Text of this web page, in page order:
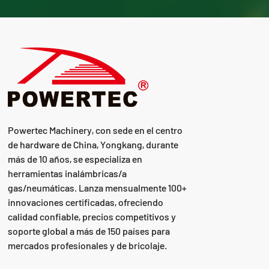
Powertec Machinery, con sede en el centro
de hardware de China, Yongkang, durante
más de 10 años, se especializa en
herramientas inalámbricas/a
gas/neumáticas. Lanza mensualmente 100+
innovaciones certificadas, ofreciendo
calidad confiable, precios competitivos y
soporte global a más de 150 países para
mercados profesionales y de bricolaje.